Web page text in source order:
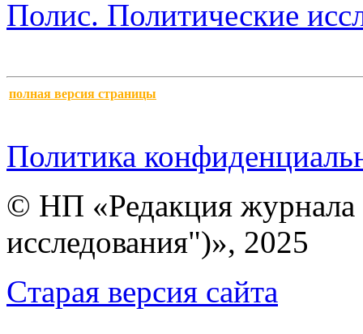
Полис. Политические
полная версия страницы
Политика
© НП «Редакция
исследования")», 2025
Cтарая версия сайта